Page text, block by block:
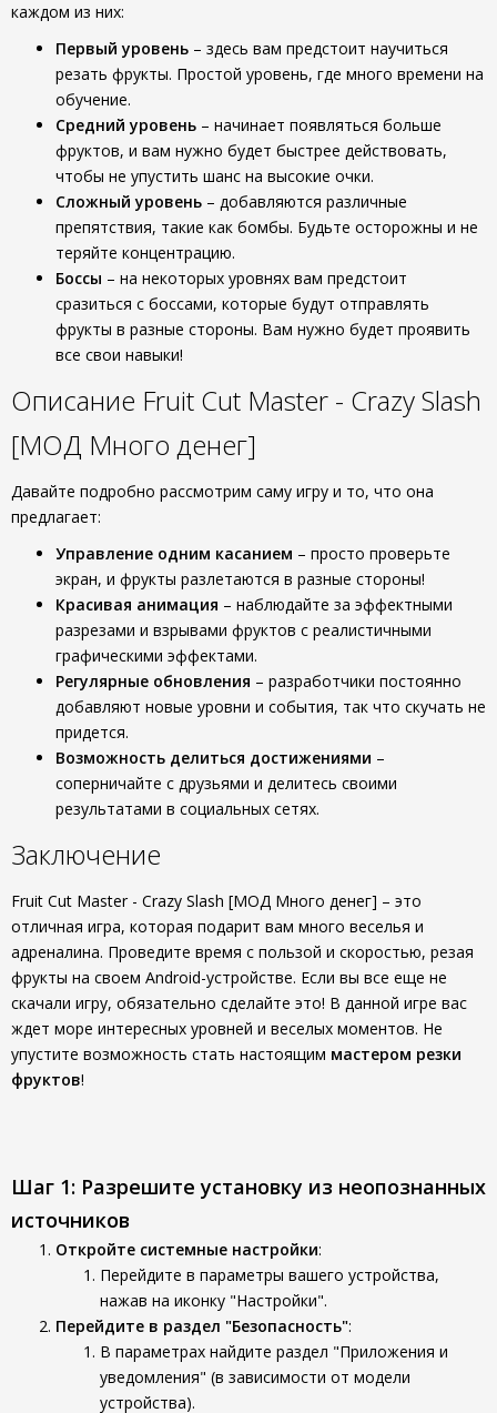
каждом из них:
Первый уровень – здесь вам предстоит научиться
резать фрукты. Простой уровень, где много времени на
обучение.
Средний уровень – начинает появляться больше
фруктов, и вам нужно будет быстрее действовать,
чтобы не упустить шанс на высокие очки.
Сложный уровень – добавляются различные
препятствия, такие как бомбы. Будьте осторожны и не
теряйте концентрацию.
Боссы – на некоторых уровнях вам предстоит
сразиться с боссами, которые будут отправлять
фрукты в разные стороны. Вам нужно будет проявить
все свои навыки!
Описание Fruit Cut Master - Crazy Slash
[МОД Много денег]
Давайте подробно рассмотрим саму игру и то, что она
предлагает:
Управление одним касанием – просто проверьте
экран, и фрукты разлетаются в разные стороны!
Красивая анимация – наблюдайте за эффектными
разрезами и взрывами фруктов с реалистичными
графическими эффектами.
Регулярные обновления – разработчики постоянно
добавляют новые уровни и события, так что скучать не
придется.
Возможность делиться достижениями –
соперничайте с друзьями и делитесь своими
результатами в социальных сетях.
Заключение
Fruit Cut Master - Crazy Slash [МОД Много денег] – это
отличная игра, которая подарит вам много веселья и
адреналина. Проведите время с пользой и скоростью, резая
фрукты на своем Android-устройстве. Если вы все еще не
скачали игру, обязательно сделайте это! В данной игре вас
ждет море интересных уровней и веселых моментов. Не
упустите возможность стать настоящим мастером резки
фруктов!
Шаг 1: Разрешите установку из неопознанных
источников
Откройте системные настройки:
Перейдите в параметры вашего устройства,
нажав на иконку "Настройки".
Перейдите в раздел "Безопасность":
В параметрах найдите раздел "Приложения и
уведомления" (в зависимости от модели
устройства).